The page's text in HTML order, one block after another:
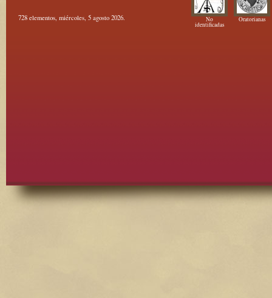
728 elementos, miércoles, 5 agosto 2026. No
identificadas
Oratorianas